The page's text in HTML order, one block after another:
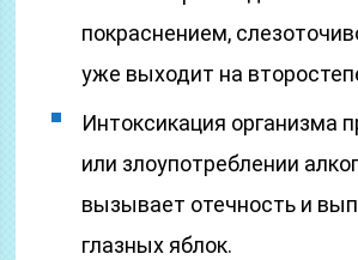
покраснением,
уже выходит на
Интоксикация организма
или злоупотреблении
вызывает отечность и
глазных яблок.